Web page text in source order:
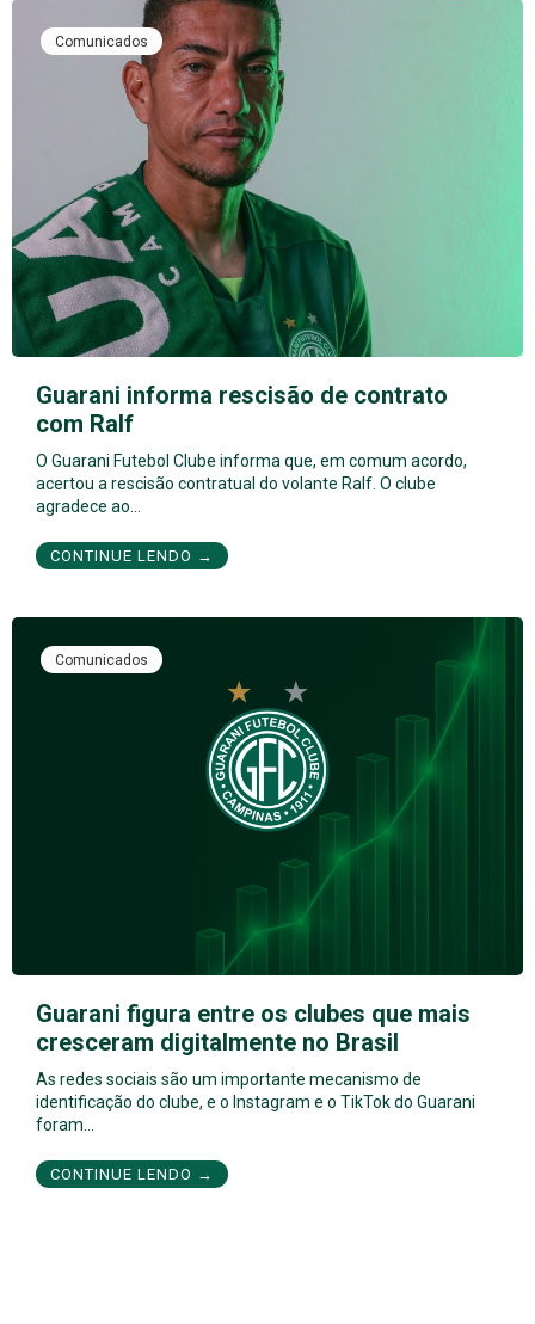
Comunicados
Guarani informa rescisão de contrato
com Ralf
O Guarani Futebol Clube informa que, em comum acordo,
acertou a rescisão contratual do volante Ralf. O clube
agradece ao…
CONTINUE LENDO →
Comunicados
Guarani figura entre os clubes que mais
cresceram digitalmente no Brasil
As redes sociais são um importante mecanismo de
identificação do clube, e o Instagram e o TikTok do Guarani
foram…
CONTINUE LENDO →